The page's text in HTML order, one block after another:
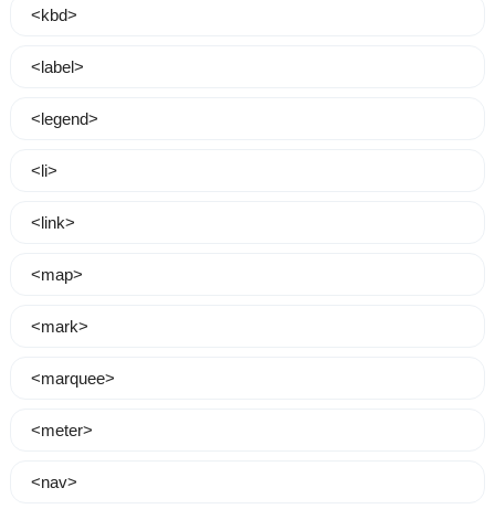
<kbd>
<label>
<legend>
<li>
<link>
<map>
<mark>
<marquee>
<meter>
<nav>